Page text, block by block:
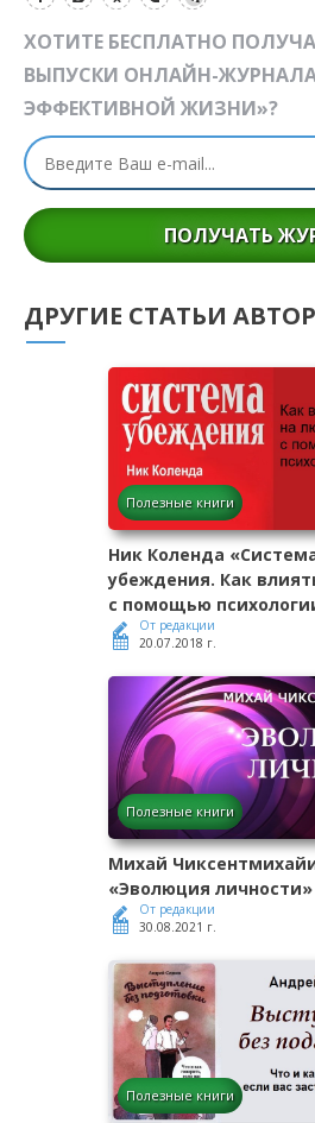
ХОТИТЕ БЕСПЛАТНО
ВЫПУСКИ ОНЛАЙН-
ЭФФЕКТИВНОЙ ЖИЗНИ»?
ПОЛУЧАТЬ
ДРУГИЕ СТАТЬИ
Полезные книги
Ник Коленда
убеждения. Как
с помощью
От редакции
20.07.2018 г.
Полезные книги
Михай
«Эволюция личности»
От редакции
30.08.2021 г.
Полезные книги